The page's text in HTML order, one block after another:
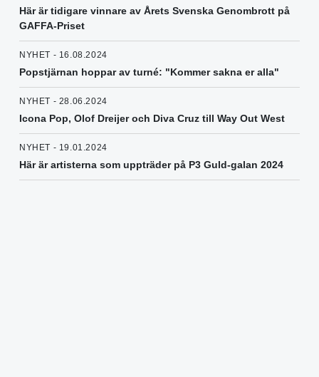
Här är tidigare vinnare av Årets Svenska Genombrott på
GAFFA-Priset
NYHET - 16.08.2024
Popstjärnan hoppar av turné: "Kommer sakna er alla"
NYHET - 28.06.2024
Icona Pop, Olof Dreijer och Diva Cruz till Way Out West
NYHET - 19.01.2024
Här är artisterna som uppträder på P3 Guld-galan 2024